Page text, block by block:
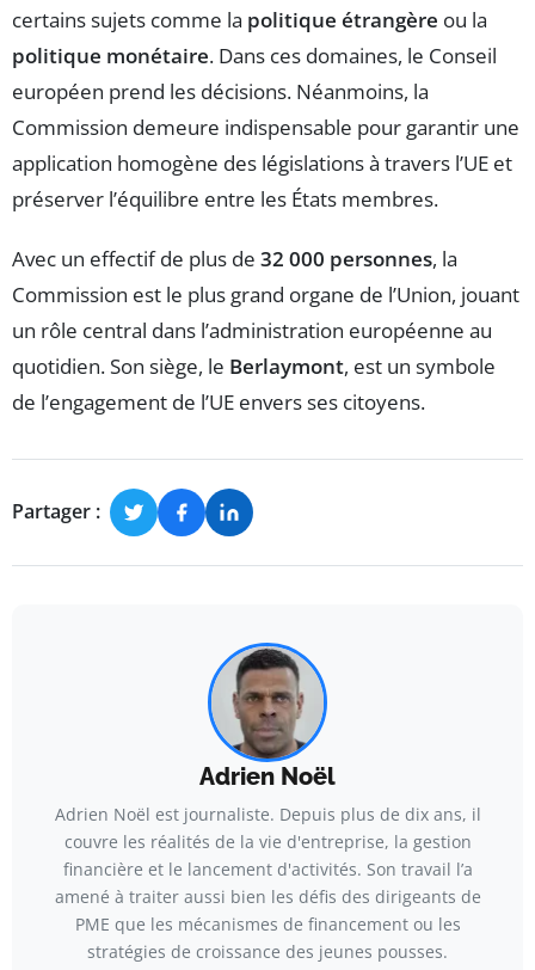
certains sujets comme la politique étrangère ou la
politique monétaire. Dans ces domaines, le Conseil
européen prend les décisions. Néanmoins, la
Commission demeure indispensable pour garantir une
application homogène des législations à travers l’UE et
préserver l’équilibre entre les États membres.
Avec un effectif de plus de 32 000 personnes, la
Commission est le plus grand organe de l’Union, jouant
un rôle central dans l’administration européenne au
quotidien. Son siège, le Berlaymont, est un symbole
de l’engagement de l’UE envers ses citoyens.
Partager :
Adrien Noël
Adrien Noël est journaliste. Depuis plus de dix ans, il
couvre les réalités de la vie d'entreprise, la gestion
financière et le lancement d'activités. Son travail l’a
amené à traiter aussi bien les défis des dirigeants de
PME que les mécanismes de financement ou les
stratégies de croissance des jeunes pousses.